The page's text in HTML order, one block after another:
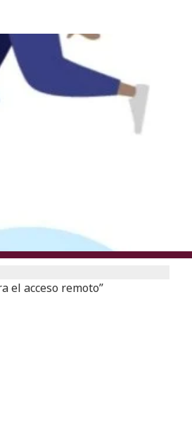
el acceso remoto”